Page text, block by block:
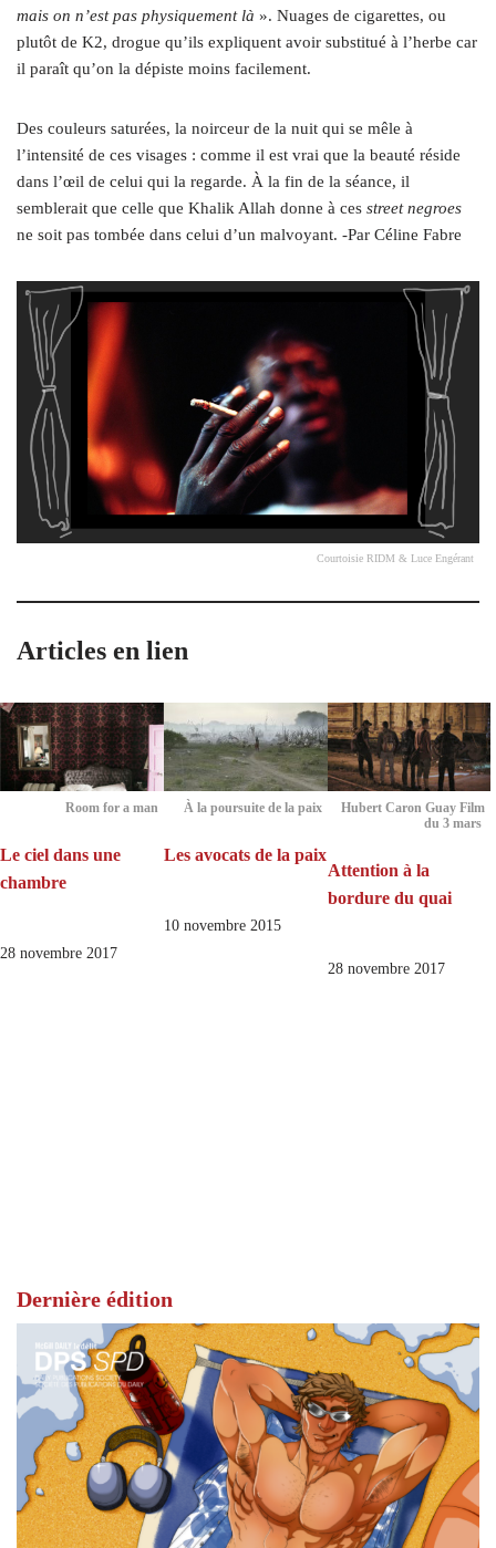
mais on n’est pas physiquement là ». Nuages de cigarettes, ou
plutôt de K2, drogue qu’ils expliquent avoir substitué à l’herbe car
il paraît qu’on la dépiste moins facilement.
Des couleurs saturées, la noirceur de la nuit qui se mêle à
l’intensité de ces visages : comme il est vrai que la beauté réside
dans l’œil de celui qui la regarde. À la fin de la séance, il
semblerait que celle que Khalik Allah donne à ces street negroes
ne soit pas tombée dans celui d’un malvoyant. ‑Par Céline Fabre
Courtoisie RIDM & Luce Engérant
Articles en lien
Room for a man
Le ciel dans une
chambre
28 novembre 2017
À la poursuite de la paix
Les avocats de la paix
10 novembre 2015
Hubert Caron Guay Film
du 3 mars
Attention à la
bordure du quai
28 novembre 2017
Dernière édition